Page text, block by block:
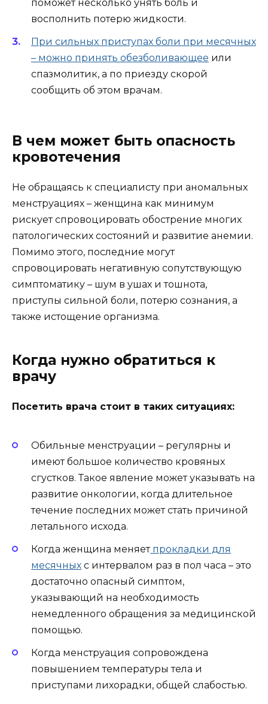
поможет несколько унять боль и
восполнить потерю жидкости.
При сильных приступах боли при месячных
– можно принять обезболивающее или
спазмолитик, а по приезду скорой
сообщить об этом врачам.
В чем может быть опасность
кровотечения
Не обращаясь к специалисту при аномальных
менструациях – женщина как минимум
рискует спровоцировать обострение многих
патологических состояний и развитие анемии.
Помимо этого, последние могут
спровоцировать негативную сопутствующую
симптоматику – шум в ушах и тошнота,
приступы сильной боли, потерю сознания, а
также истощение организма.
Когда нужно обратиться к
врачу
Посетить врача стоит в таких ситуациях:
Обильные менструации – регулярны и
имеют большое количество кровяных
сгустков. Такое явление может указывать на
развитие онкологии, когда длительное
течение последних может стать причиной
летального исхода.
Когда женщина меняетпрокладки для
месячных с интервалом раз в пол часа – это
достаточно опасный симптом,
указывающий на необходимость
немедленного обращения за медицинской
помощью.
Когда менструация сопровождена
повышением температуры тела и
приступами лихорадки, общей слабостью.